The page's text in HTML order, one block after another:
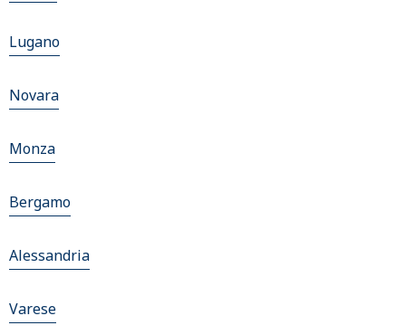
Lugano
Novara
Monza
Bergamo
Alessandria
Varese